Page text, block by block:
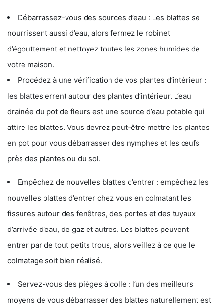
Débarrassez-vous des sources d’eau : Les blattes se
nourrissent aussi d’eau, alors fermez le robinet
d’égouttement et nettoyez toutes les zones humides de
votre maison.
Procédez à une vérification de vos plantes d’intérieur :
les blattes errent autour des plantes d’intérieur. L’eau
drainée du pot de fleurs est une source d’eau potable qui
attire les blattes. Vous devrez peut-être mettre les plantes
en pot pour vous débarrasser des nymphes et les œufs
près des plantes ou du sol.
Empêchez de nouvelles blattes d’entrer : empêchez les
nouvelles blattes d’entrer chez vous en colmatant les
fissures autour des fenêtres, des portes et des tuyaux
d’arrivée d’eau, de gaz et autres. Les blattes peuvent
entrer par de tout petits trous, alors veillez à ce que le
colmatage soit bien réalisé.
Servez-vous des pièges à colle : l’un des meilleurs
moyens de vous débarrasser des blattes naturellement est